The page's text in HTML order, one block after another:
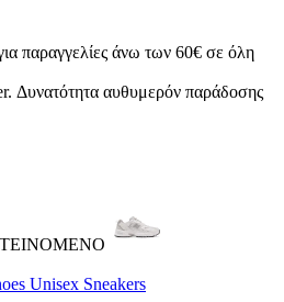
άνω των 60€ σε όλη
Δυνατότητα αυθυμερόν παράδοσης
Unisex Sneakers